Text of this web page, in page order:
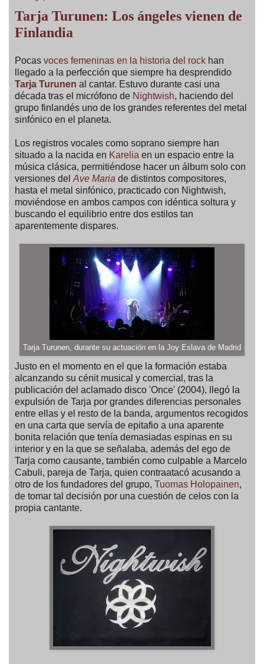
Tarja Turunen: Los ángeles vienen de
Finlandia
Pocas voces femeninas en la historia del rock han
llegado a la perfección que siempre ha desprendido
Tarja Turunen al cantar. Estuvo durante casi una
década tras el micrófono de Nightwish, haciendo del
grupo finlandés uno de los grandes referentes del metal
sinfónico en el planeta.
Los registros vocales como soprano siempre han
situado a la nacida en Karelia en un espacio entre la
música clásica, permitiéndose hacer un álbum solo con
versiones del Ave Maria de distintos compositores,
hasta el metal sinfónico, practicado con Nightwish,
moviéndose en ambos campos con idéntica soltura y
buscando el equilibrio entre dos estilos tan
aparentemente dispares.
Tarja Turunen, durante su actuación en la Joy Eslava de Madrid
Justo en el momento en el que la formación estaba
alcanzando su cénit musical y comercial, tras la
publicación del aclamado disco 'Once' (2004), llegó la
expulsión de Tarja por grandes diferencias personales
entre ellas y el resto de la banda, argumentos recogidos
en una carta que servía de epitafio a una aparente
bonita relación que tenía demasiadas espinas en su
interior y en la que se señalaba, además del ego de
Tarja como causante, también como culpable a Marcelo
Cabuli, pareja de Tarja, quien contraatacó acusando a
otro de los fundadores del grupo, Tuomas Holopainen,
de tomar tal decisión por una cuestión de celos con la
propia cantante.